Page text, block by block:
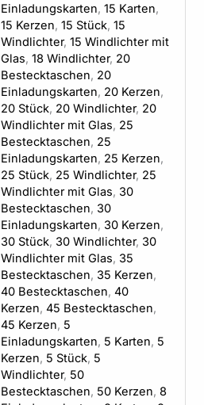
Einladungskarten, 15 Karten,
15 Kerzen, 15 Stück, 15
Windlichter, 15 Windlichter mit
Glas, 18 Windlichter, 20
Bestecktaschen, 20
Einladungskarten, 20 Kerzen,
20 Stück, 20 Windlichter, 20
Windlichter mit Glas, 25
Bestecktaschen, 25
Einladungskarten, 25 Kerzen,
25 Stück, 25 Windlichter, 25
Windlichter mit Glas, 30
Bestecktaschen, 30
Einladungskarten, 30 Kerzen,
30 Stück, 30 Windlichter, 30
Windlichter mit Glas, 35
Bestecktaschen, 35 Kerzen,
40 Bestecktaschen, 40
Kerzen, 45 Bestecktaschen,
45 Kerzen, 5
Einladungskarten, 5 Karten, 5
Kerzen, 5 Stück, 5
Windlichter, 50
Bestecktaschen, 50 Kerzen, 8